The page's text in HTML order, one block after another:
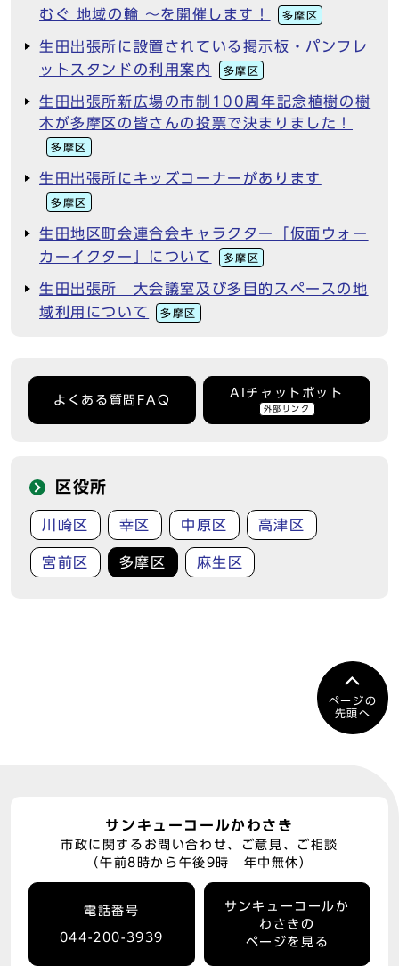
むぐ 地域の輪 ～を開催します！
多摩区
生田出張所に設置されている掲示板・パンフレ
ットスタンドの利用案内
多摩区
生田出張所新広場の市制100周年記念植樹の樹
木が多摩区の皆さんの投票で決まりました！
多摩区
生田出張所にキッズコーナーがあります
多摩区
生田地区町会連合会キャラクター「仮面ウォー
カーイクター」について
多摩区
生田出張所 大会議室及び多目的スペースの地
域利用について
多摩区
よくある質問FAQ
AIチャットボット
外部リンク
区役所
川崎区 幸区 中原区 高津区
宮前区 多摩区 麻生区
ページの
先頭へ
サンキューコールかわさき
市政に関するお問い合わせ、ご意見、ご相談
（午前8時から午後9時 年中無休）
電話番号
044-200-3939
サンキューコールか
わさきの
ページを見る